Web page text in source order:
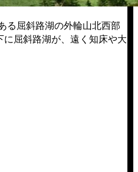
る屈斜路湖の外輪山北西部
屈斜路湖が、遠く知床や大